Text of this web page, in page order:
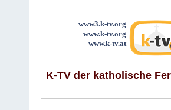
www3.k-tv.org
www.k-tv.org
www.k-tv.at
K-TV der katholische